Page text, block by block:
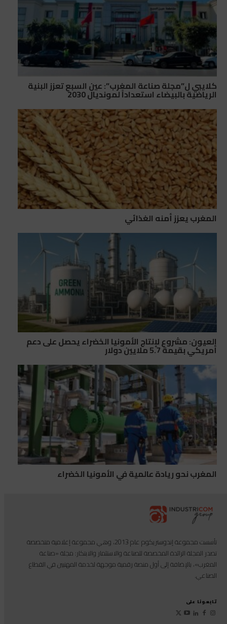
كلايبي ل”مجلة صناعة المغرب”: عين السبع تعزز البنية
الرياضية بالبيضاء استعداداً لمونديال 2030
المغرب يعزز أمنه الغذائي
العيون: مشروع لإنتاج الأمونيا الخضراء يحصل على دعم
أمريكي بقيمة 5.7 ملايين دولار
المغرب نحو ريادة عالمية في الأمونيا الخضراء
تأسست مجموعة إندوستريكوم عام 2013، وهي مجموعة إعلامية متخصصة
تصدر المجلة الرائدة المخصصة للصناعة والاستثمار والابتكار: مجلة «صناعة
المغرب»، بالإضافة إلى أول منصة رقمية موجهة لخدمة المهنيين في القطاع
الصناعي.
تابعونا على